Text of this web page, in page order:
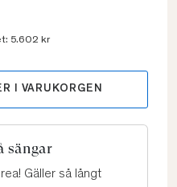
5.602 kr
I VARUKORGEN
sängar
Gäller så långt